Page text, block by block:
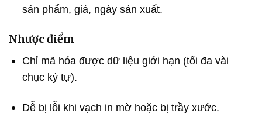
sản phẩm, giá, ngày sản xuất.
Nhược điểm
Chỉ mã hóa được dữ liệu giới hạn (tối đa vài
chục ký tự).
Dễ bị lỗi khi vạch in mờ hoặc bị trầy xước.